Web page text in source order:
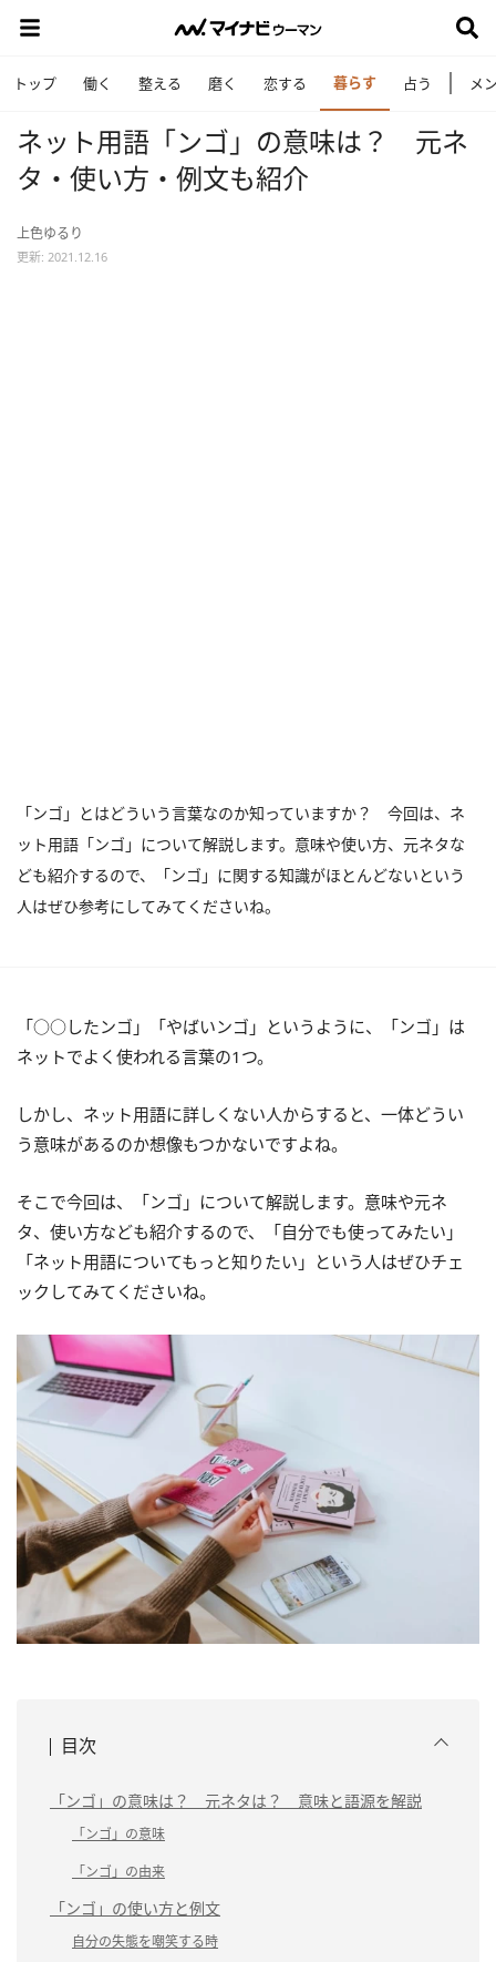
トップ 働く 整える 磨く 恋する 暮らす 占う メ
ネット用語「ンゴ」の意味は？ 元ネ
タ・使い方・例文も紹介
上色ゆるり
更新: 2021.12.16
「ンゴ」とはどういう言葉なのか知っていますか？ 今回は、ネ
ット用語「ンゴ」について解説します。意味や使い方、元ネタな
ども紹介するので、「ンゴ」に関する知識がほとんどないという
人はぜひ参考にしてみてくださいね。
「○○したンゴ」「やばいンゴ」というように、「ンゴ」は
ネットでよく使われる言葉の1つ。
しかし、ネット用語に詳しくない人からすると、一体どうい
う意味があるのか想像もつかないですよね。
そこで今回は、「ンゴ」について解説します。意味や元ネ
タ、使い方なども紹介するので、「自分でも使ってみたい」
「ネット用語についてもっと知りたい」という人はぜひチェ
ックしてみてくださいね。
目次
「ンゴ」の意味は？ 元ネタは？ 意味と語源を解説
「ンゴ」の意味
「ンゴ」の由来
「ンゴ」の使い方と例文
自分の失態を嘲笑する時